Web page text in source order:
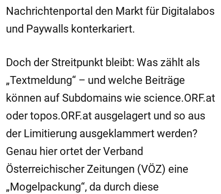
Nachrichtenportal den Markt für Digitalabos
und Paywalls konterkariert.
Doch der Streitpunkt bleibt: Was zählt als
„Textmeldung“ – und welche Beiträge
können auf Subdomains wie science.ORF.at
oder topos.ORF.at ausgelagert und so aus
der Limitierung ausgeklammert werden?
Genau hier ortet der Verband
Österreichischer Zeitungen (VÖZ) eine
„Mogelpackung“, da durch diese